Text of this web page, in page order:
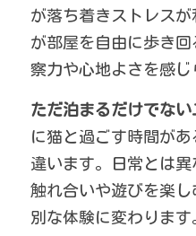
が落ち着きストレス
が部屋を自由に歩き
察力や心地よさを感じ
ただ泊まるだけでな
に猫と過ごす時間が
違います。日常とは
触れ合いや遊びを楽
別な体験に変わります